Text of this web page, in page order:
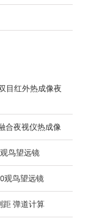
目红外热成像夜
合夜视仪热成像
鸟望远镜
观鸟望远镜
距 弹道计算